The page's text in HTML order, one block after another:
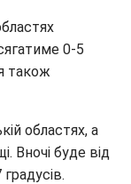
0-5
також
областях, а
Вночі буде від